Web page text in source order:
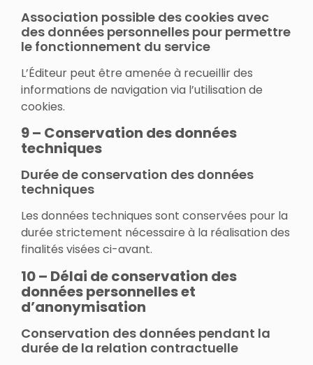
Association possible des cookies avec
des données personnelles pour permettre
le fonctionnement du service
L’Éditeur peut être amenée à recueillir des
informations de navigation via l’utilisation de
cookies.
9 – Conservation des données
techniques
Durée de conservation des données
techniques
Les données techniques sont conservées pour la
durée strictement nécessaire à la réalisation des
finalités visées ci-avant.
10 – Délai de conservation des
données personnelles et
d’anonymisation
Conservation des données pendant la
durée de la relation contractuelle